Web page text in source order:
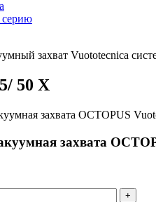
серию
захват Vuototecnica
50 X
захвата
+